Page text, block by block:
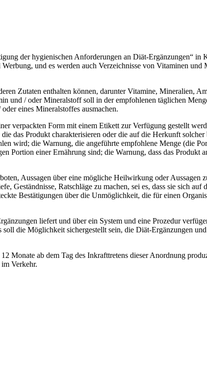
der hygienischen Anforderungen an Diät-Ergänzungen“ in
und es werden auch Verzeichnisse von Vitaminen und
Zutaten enthalten können, darunter Vitamine, Mineralien,
und / oder Mineralstoff soll in der empfohlenen täglichen
eines Mineralstoffes ausmachen.
verpackten Form mit einem Etikett zur Verfügung gestellt
das Produkt charakterisieren oder die auf die Herkunft
wird; die Warnung, die angeführte empfohlene Menge (die
Portion einer Ernährung sind; die Warnung, dass das Produkt
Aussagen über eine mögliche Heilwirkung oder Aussagen
Geständnisse, Ratschläge zu machen, sei es, dass sie sich
Bestätigungen über die Unmöglichkeit, die für einen
liefert und über ein System und eine Prozedur
die Möglichkeit sichergestellt sein, die Diät-Ergänzungen
Monate ab dem Tag des Inkrafttretens dieser Anordnung
Verkehr.